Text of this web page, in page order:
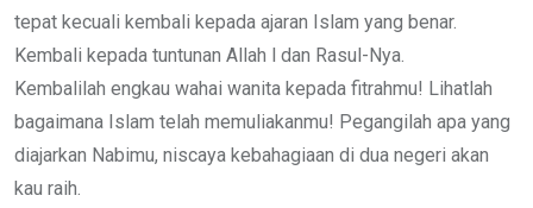
tepat kecuali kembali kepada ajaran Islam yang benar.
Kembali kepada tuntunan Allah l dan Rasul-Nya.
Kembalilah engkau wahai wanita kepada fitrahmu! Lihatlah
bagaimana Islam telah memuliakanmu! Pegangilah apa yang
diajarkan Nabimu, niscaya kebahagiaan di dua negeri akan
kau raih.